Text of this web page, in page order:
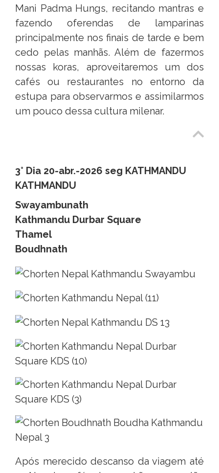
Mani Padma Hungs, recitando mantras e
fazendo oferendas de lamparinas
principalmente nos finais de tarde e bem
cedo pelas manhãs. Além de fazermos
nossas koras, aproveitaremos um dos
cafés ou restaurantes no entorno da
estupa para observarmos e assimilarmos
um pouco dessa cultura milenar.
3° Dia 20-abr.-2026 seg KATHMANDU
KATHMANDU
Swayambunath
Kathmandu Durbar Square
Thamel
Boudhnath
Após merecido descanso da viagem até